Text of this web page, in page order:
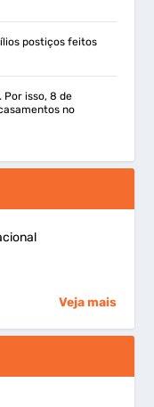
postiços feitos
Por isso, 8 de
no
Veja mais